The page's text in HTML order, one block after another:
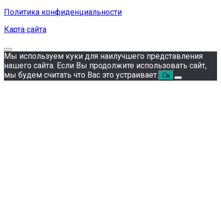
Политика конфиденциальности
Карта сайта
Мы используем куки для наилучшего представления
нашего сайта. Если Вы продолжите использовать сайт,
мы будем считать что Вас это устраивает. Ок